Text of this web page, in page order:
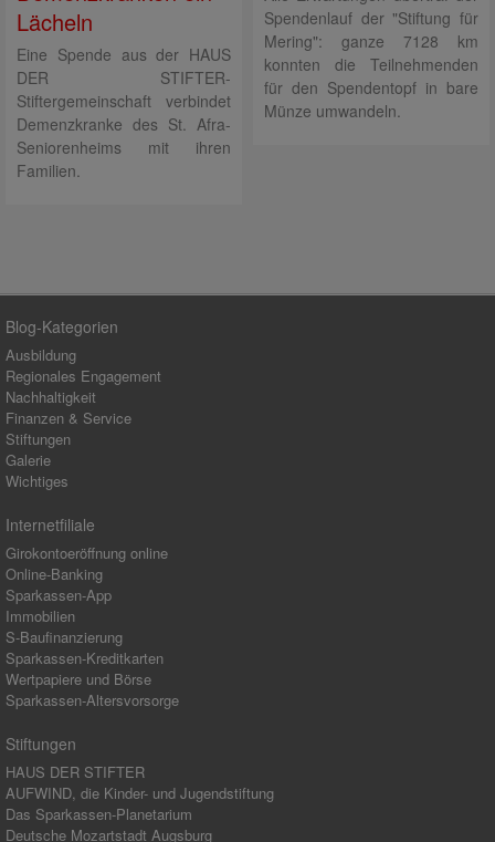
Lächeln
Eine Spende aus der HAUS
DER STIFTER-
Stiftergemeinschaft verbindet
Demenzkranke des St. Afra-
Seniorenheims mit ihren
Familien.
Spendenlauf der "Stiftung für
Mering": ganze 7128 km
konnten die Teilnehmenden
für den Spendentopf in bare
Münze umwandeln.
Blog-Kategorien
Ausbildung
Regionales Engagement
Nachhaltigkeit
Finanzen & Service
Stiftungen
Galerie
Wichtiges
Internetfiliale
Girokontoeröffnung online
Online-Banking
Sparkassen-App
Immobilien
S-Baufinanzierung
Sparkassen-Kreditkarten
Wertpapiere und Börse
Sparkassen-Altersvorsorge
Stiftungen
HAUS DER STIFTER
AUFWIND, die Kinder- und Jugendstiftung
Das Sparkassen-Planetarium
Deutsche Mozartstadt Augsburg